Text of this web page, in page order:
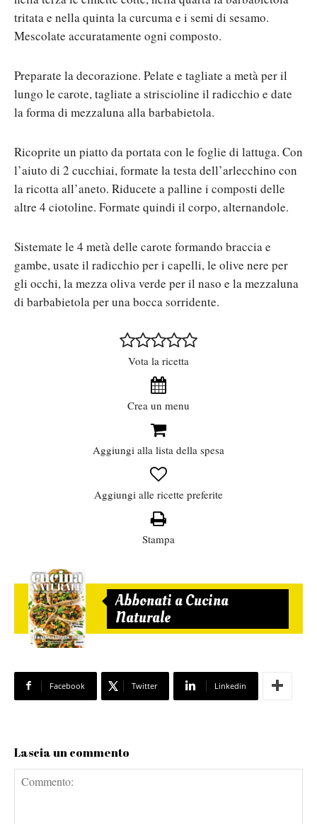
tritata e nella quinta la curcuma e i semi di sesamo.
Mescolate accuratamente ogni composto.
Preparate la decorazione. Pelate e tagliate a metà per il
lungo le carote, tagliate a striscioline il radicchio e date
la forma di mezzaluna alla barbabietola.
Ricoprite un piatto da portata con le foglie di lattuga. Con
l’aiuto di 2 cucchiai, formate la testa dell’arlecchino con
la ricotta all’aneto. Riducete a palline i composti delle
altre 4 ciotoline. Formate quindi il corpo, alternandole.
Sistemate le 4 metà delle carote formando braccia e
gambe, usate il radicchio per i capelli, le olive nere per
gli occhi, la mezza oliva verde per il naso e la mezzaluna
di barbabietola per una bocca sorridente.
Vota la ricetta
Crea un menu
Aggiungi alla lista della spesa
Aggiungi alle ricette preferite
Stampa
Abbonati a Cucina
Naturale
Facebook Twitter Linkedin
Lascia un commento